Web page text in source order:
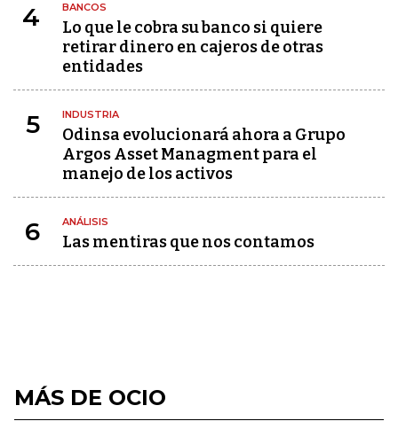
4 BANCOS
Lo que le cobra su banco si quiere
retirar dinero en cajeros de otras
entidades
5 INDUSTRIA
Odinsa evolucionará ahora a Grupo
Argos Asset Managment para el
manejo de los activos
6 ANÁLISIS
Las mentiras que nos contamos
MÁS DE OCIO